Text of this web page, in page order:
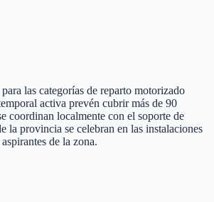
las categorías de reparto motorizado
activa prevén cubrir más de 90
coordinan localmente con el soporte de
la provincia se celebran en las instalaciones
de la zona.